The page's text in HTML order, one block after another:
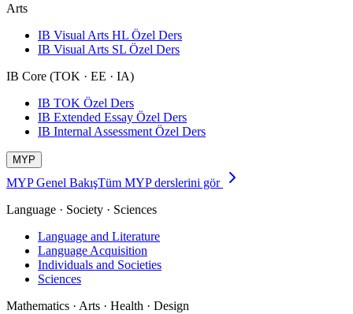
Arts
IB Visual Arts HL Özel Ders
IB Visual Arts SL Özel Ders
IB Core (TOK · EE · IA)
IB TOK Özel Ders
IB Extended Essay Özel Ders
IB Internal Assessment Özel Ders
MYP
MYP Genel BakışTüm MYP derslerini gör
Language · Society · Sciences
Language and Literature
Language Acquisition
Individuals and Societies
Sciences
Mathematics · Arts · Health · Design